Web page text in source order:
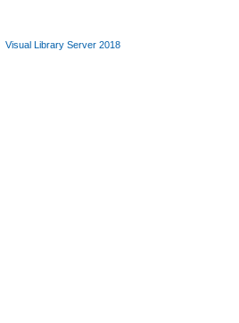
Visual Library Server 2018